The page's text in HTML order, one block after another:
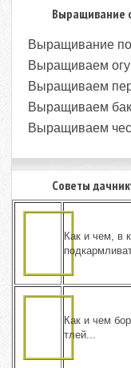
Выращивание
Выращивание
Выращиваем
Выращиваем
Выращиваем
Выращиваем
Советы
Как и чем, в
Как и чем
тлей...